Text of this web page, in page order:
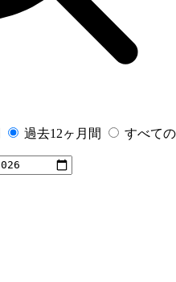
過去12ヶ月間
すべての